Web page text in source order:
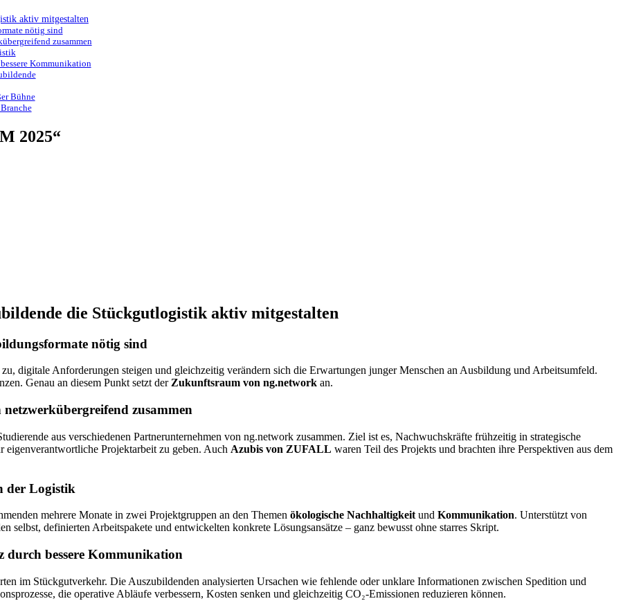
aktiv mitgestalten
nötig sind
zusammen
Kommunikation
Bühne
2025“
die Stückgutlogistik aktiv mitgestalten
nötig sind
digitale Anforderungen steigen und gleichzeitig verändern sich die Erwartungen junger Menschen an Ausbildung und Arbeitsumfeld.
Genau an diesem Punkt setzt der Zukunftsraum von ng.network an.
zusammen
aus verschiedenen Partnerunternehmen von ng.network zusammen. Ziel ist es, Nachwuchskräfte frühzeitig in strategische
Projektarbeit zu geben. Auch Azubis von ZUFALL waren Teil des Projekts und brachten ihre Perspektiven aus dem
der Logistik
mehrere Monate in zwei Projektgruppen an den Themen ökologische Nachhaltigkeit und Kommunikation. Unterstützt von
selbst, definierten Arbeitspakete und entwickelten konkrete Lösungsansätze – ganz bewusst ohne starres Skript.
bessere Kommunikation
im Stückgutverkehr. Die Auszubildenden analysierten Ursachen wie fehlende oder unklare Informationen zwischen Spedition und
die operative Abläufe verbessern, Kosten senken und gleichzeitig CO₂-Emissionen reduzieren können.